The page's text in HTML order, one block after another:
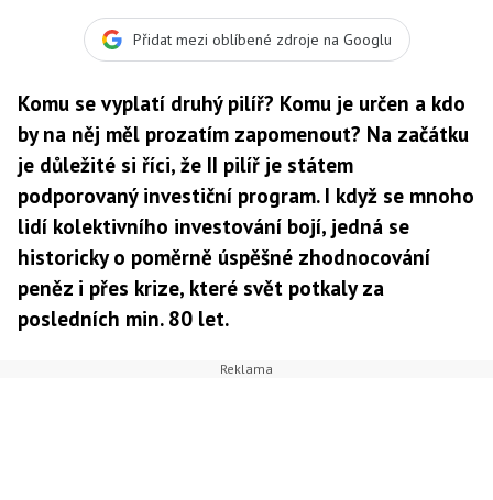
zásadně odlišuje od státního důchodu, Foto:SXC
Přidat mezi oblíbené zdroje na Googlu
Komu se vyplatí druhý pilíř? Komu je určen a kdo
by na něj měl prozatím zapomenout? Na začátku
je důležité si říci, že II pilíř je státem
podporovaný investiční program. I když se mnoho
lidí kolektivního investování bojí, jedná se
historicky o poměrně úspěšné zhodnocování
peněz i přes krize, které svět potkaly za
posledních min. 80 let.